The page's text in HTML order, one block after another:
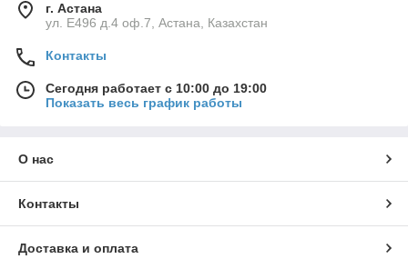
г. Астана
ул. Е496 д.4 оф.7, Астана, Казахстан
Контакты
Сегодня работает с 10:00 до 19:00
Показать весь график работы
О нас
Контакты
Доставка и оплата